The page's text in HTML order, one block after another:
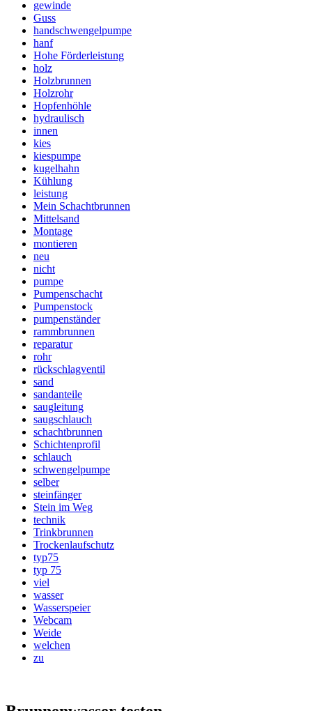
gewinde
Guss
handschwengelpumpe
hanf
Hohe Förderleistung
holz
Holzbrunnen
Holzrohr
Hopfenhöhle
hydraulisch
innen
kies
kiespumpe
kugelhahn
Kühlung
leistung
Mein Schachtbrunnen
Mittelsand
Montage
montieren
neu
nicht
pumpe
Pumpenschacht
Pumpenstock
pumpenständer
rammbrunnen
reparatur
rohr
rückschlagventil
sand
sandanteile
saugleitung
saugschlauch
schachtbrunnen
Schichtenprofil
schlauch
schwengelpumpe
selber
steinfänger
Stein im Weg
technik
Trinkbrunnen
Trockenlaufschutz
typ75
typ 75
viel
wasser
Wasserspeier
Webcam
Weide
welchen
zu